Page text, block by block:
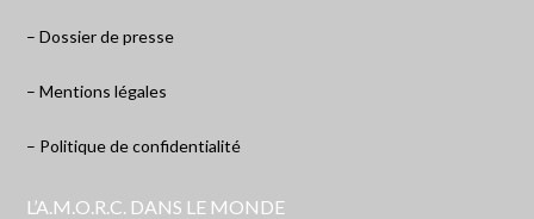
– Dossier de presse
– Mentions légales
– Politique de confidentialité
L’A.M.O.R.C. DANS LE MONDE